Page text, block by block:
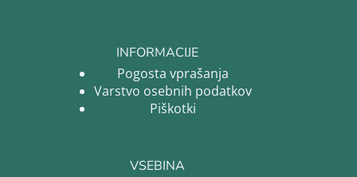
INFORMACIJE
Pogosta vprašanja
Varstvo osebnih podatkov
Piškotki
VSEBINA